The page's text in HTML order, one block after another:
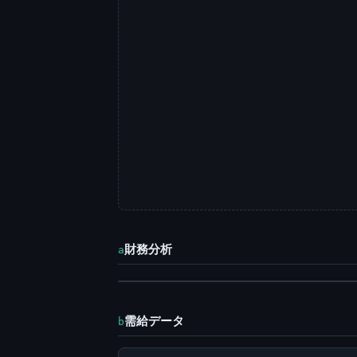
a財務分析
b需給データ